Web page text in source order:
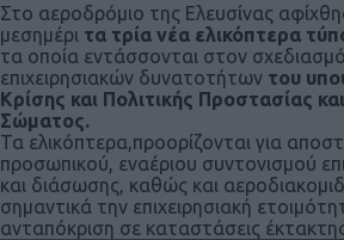
Στο αεροδρόμιο της Ελευσίνας
μεσημέρι τα τρία νέα ελικόπτερα
τα οποία εντάσσονται στον
επιχειρησιακών δυνατοτήτων του
Κρίσης και Πολιτικής Προστασίας
Σώματος.
Τα ελικόπτερα,προορίζονται για
προσωπικού, εναέριου συντονισμού
και διάσωσης, καθώς και
σημαντικά την επιχειρησιακή
ανταπόκριση σε καταστάσεις